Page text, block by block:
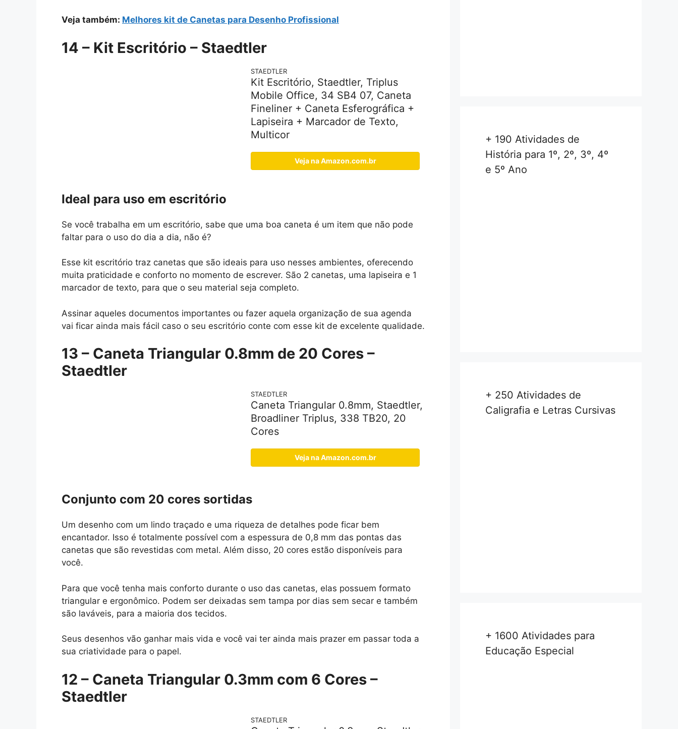
Veja também: Melhores kit de Canetas para Desenho Profissional
14 – Kit Escritório – Staedtler
STAEDTLER
Kit Escritório, Staedtler, Triplus
Mobile Office, 34 SB4 07, Caneta
Fineliner + Caneta Esferográfica +
Lapiseira + Marcador de Texto,
Multicor
Veja na Amazon.com.br
Ideal para uso em escritório
Se você trabalha em um escritório, sabe que uma boa caneta é um item que não pode
faltar para o uso do dia a dia, não é?
Esse kit escritório traz canetas que são ideais para uso nesses ambientes, oferecendo
muita praticidade e conforto no momento de escrever. São 2 canetas, uma lapiseira e 1
marcador de texto, para que o seu material seja completo.
Assinar aqueles documentos importantes ou fazer aquela organização de sua agenda
vai ficar ainda mais fácil caso o seu escritório conte com esse kit de excelente qualidade.
13 – Caneta Triangular 0.8mm de 20 Cores –
Staedtler
STAEDTLER
Caneta Triangular 0.8mm, Staedtler,
Broadliner Triplus, 338 TB20, 20
Cores
Veja na Amazon.com.br
Conjunto com 20 cores sortidas
Um desenho com um lindo traçado e uma riqueza de detalhes pode ficar bem
encantador. Isso é totalmente possível com a espessura de 0,8 mm das pontas das
canetas que são revestidas com metal. Além disso, 20 cores estão disponíveis para
você.
Para que você tenha mais conforto durante o uso das canetas, elas possuem formato
triangular e ergonômico. Podem ser deixadas sem tampa por dias sem secar e também
são laváveis, para a maioria dos tecidos.
Seus desenhos vão ganhar mais vida e você vai ter ainda mais prazer em passar toda a
sua criatividade para o papel.
12 – Caneta Triangular 0.3mm com 6 Cores –
Staedtler
STAEDTLER
+ 190 Atividades de
História para 1º, 2º, 3º, 4º
e 5º Ano
+ 250 Atividades de
Caligrafia e Letras Cursivas
+ 1600 Atividades para
Educação Especial